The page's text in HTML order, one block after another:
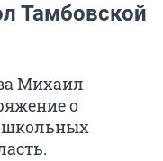
Тамбовской
Михаил
о
школьных